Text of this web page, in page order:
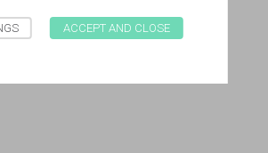
ACCEPT AND CLOSE